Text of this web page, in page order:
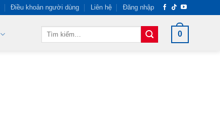
Điều khoản người dùng Liên hệ Đăng nhập
Tìm
0